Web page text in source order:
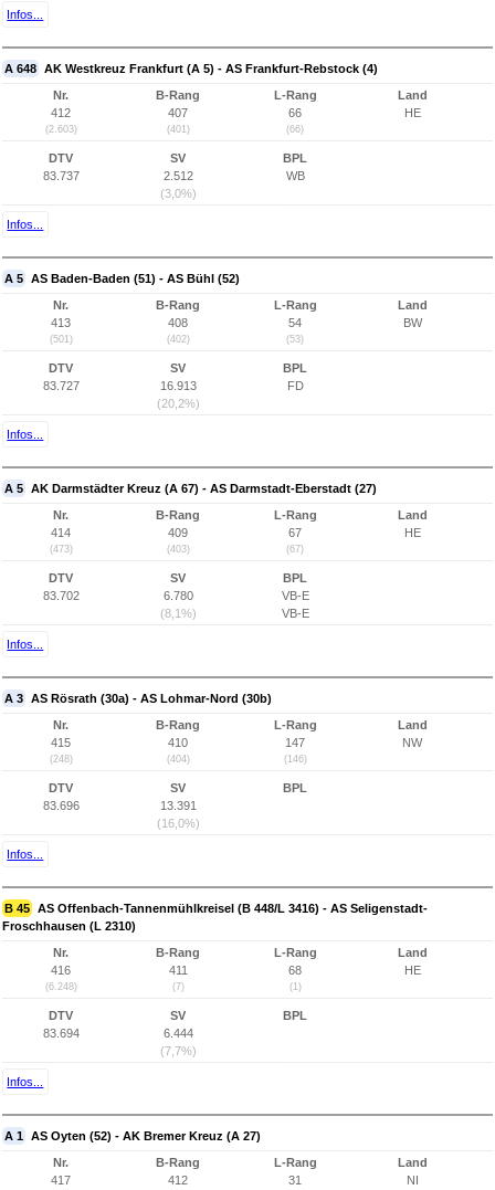
Infos...
A 648 AK Westkreuz Frankfurt (A 5) - AS Frankfurt-Rebstock (4)
Nr.
412
(2.603)
B-Rang
407
(401)
L-Rang
66
(66)
Land
HE
DTV
83.737
SV
2.512
(3,0%)
BPL
WB
Infos...
A 5 AS Baden-Baden (51) - AS Bühl (52)
Nr.
413
(501)
B-Rang
408
(402)
L-Rang
54
(53)
Land
BW
DTV
83.727
SV
16.913
(20,2%)
BPL
FD
Infos...
A 5 AK Darmstädter Kreuz (A 67) - AS Darmstadt-Eberstadt (27)
Nr.
414
(473)
B-Rang
409
(403)
L-Rang
67
(67)
Land
HE
DTV
83.702
SV
6.780
(8,1%)
BPL
VB-E
VB-E
Infos...
A 3 AS Rösrath (30a) - AS Lohmar-Nord (30b)
Nr.
415
(248)
B-Rang
410
(404)
L-Rang
147
(146)
Land
NW
DTV
83.696
SV
13.391
(16,0%)
BPL
Infos...
B 45 AS Offenbach-Tannenmühlkreisel (B 448/L 3416) - AS Seligenstadt-
Froschhausen (L 2310)
Nr.
416
(6.248)
B-Rang
411
(7)
L-Rang
68
(1)
Land
HE
DTV
83.694
SV
6.444
(7,7%)
BPL
Infos...
A 1 AS Oyten (52) - AK Bremer Kreuz (A 27)
Nr.
417
B-Rang
412
L-Rang
31
Land
NI